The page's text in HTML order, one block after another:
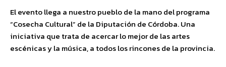
El evento llega a nuestro pueblo de la mano del programa
“Cosecha Cultural” de la Diputación de Córdoba. Una
iniciativa que trata de acercar lo mejor de las artes
escénicas y la música, a todos los rincones de la provincia.